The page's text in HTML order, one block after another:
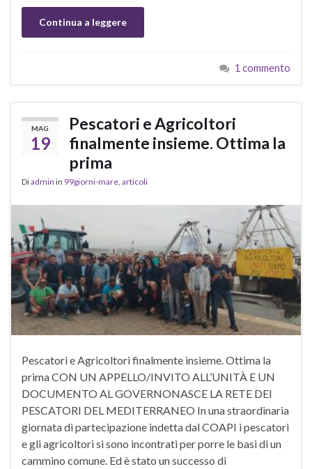
Continua a leggere
1 commento
MAG
19
Pescatori e Agricoltori
finalmente insieme. Ottima la
prima
Diadmin in 99giorni-mare articoli
Pescatori e Agricoltori finalmente insieme. Ottima la
prima CON UN APPELLO/INVITO ALL’UNITÀ E UN
DOCUMENTO AL GOVERNONASCE LA RETE DEI
PESCATORI DEL MEDITERRANEO In una straordinaria
giornata di partecipazione indetta dal COAPI i pescatori
e gli agricoltori si sono incontrati per porre le basi di un
cammino comune. Ed è stato un successo di